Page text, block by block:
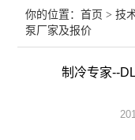
双层玻璃反应釜
单层玻璃反应釜
你的位置：首页 >技
泵厂家及报价
制冷专家--